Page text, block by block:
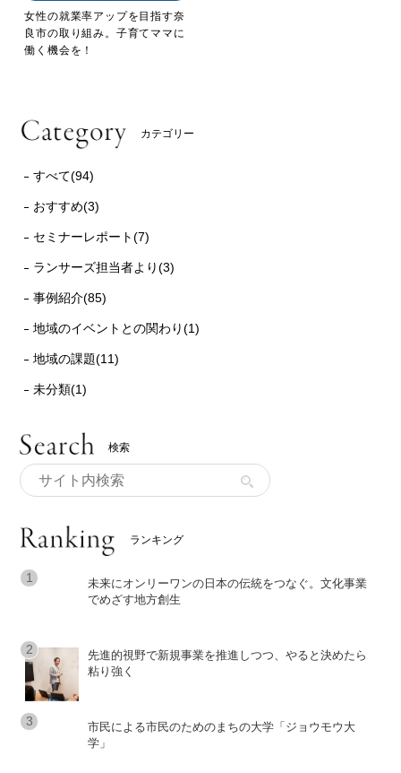
女性の就業率アップを目指す奈
良市の取り組み。子育てママに
働く機会を！
カテゴリー
すべて(94)
おすすめ(3)
セミナーレポート(7)
ランサーズ担当者より(3)
事例紹介(85)
地域のイベントとの関わり(1)
地域の課題(11)
未分類(1)
検索
ランキング
未来にオンリーワンの日本の伝統をつなぐ。文化事業
でめざす地方創生
先進的視野で新規事業を推進しつつ、やると決めたら
粘り強く
市民による市民のためのまちの大学「ジョウモウ大
学」